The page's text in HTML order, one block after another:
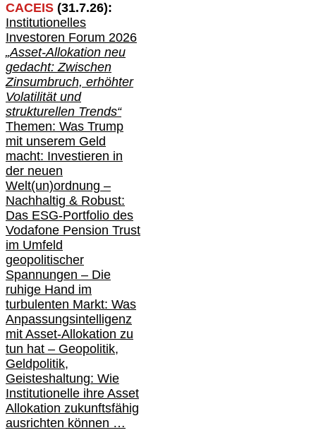
CACEIS (31.7.26):
Institutionelles
Investoren Forum 2026
„Asset-Allokation neu
gedacht: Zwischen
Zinsumbruch, erhöhter
Volatilität und
strukturellen Trends“
Themen: Was Trump
mit unserem Geld
macht: Investieren in
der neuen
Welt(un)ordnung –
Nachhaltig & Robust:
Das ESG-Portfolio des
Vodafone Pension Trust
im Umfeld
geopolitischer
Spannungen – Die
ruhige Hand im
turbulenten Markt: Was
Anpassungsintelligenz
mit Asset-Allokation zu
tun hat – Geopolitik,
Geldpolitik,
Geisteshaltung: Wie
Institutionelle ihre Asset
Allokation zukunftsfähig
ausrichten können …